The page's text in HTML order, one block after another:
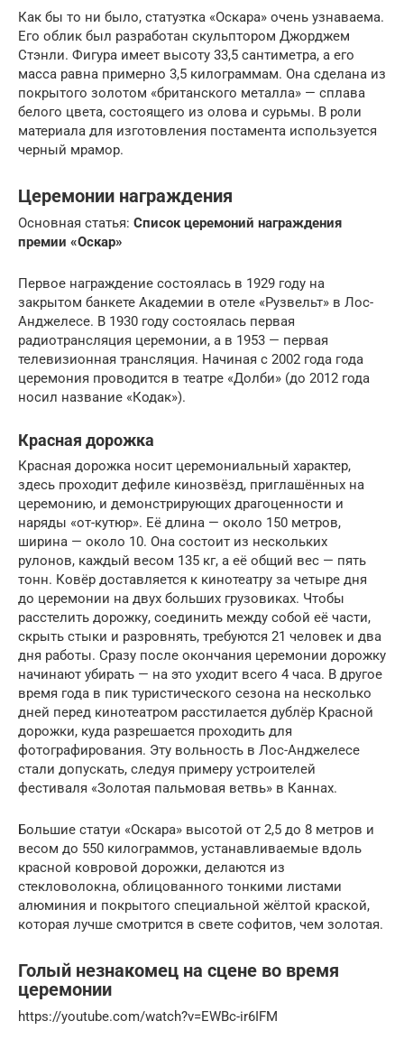
Как бы то ни было, статуэтка «Оскара» очень узнаваема.
Его облик был разработан скульптором Джорджем
Стэнли. Фигура имеет высоту 33,5 сантиметра, а его
масса равна примерно 3,5 килограммам. Она сделана из
покрытого золотом «британского металла» — сплава
белого цвета, состоящего из олова и сурьмы. В роли
материала для изготовления постамента используется
черный мрамор.
Церемонии награждения
Основная статья: Список церемоний награждения
премии «Оскар»
Первое награждение состоялась в 1929 году на
закрытом банкете Академии в отеле «Рузвельт» в Лос-
Анджелесе. В 1930 году состоялась первая
радиотрансляция церемонии, а в 1953 — первая
телевизионная трансляция. Начиная с 2002 года года
церемония проводится в театре «Долби» (до 2012 года
носил название «Кодак»).
Красная дорожка
Красная дорожка носит церемониальный характер,
здесь проходит дефиле кинозвёзд, приглашённых на
церемонию, и демонстрирующих драгоценности и
наряды «от-кутюр». Её длина — около 150 метров,
ширина — около 10. Она состоит из нескольких
рулонов, каждый весом 135 кг, а её общий вес — пять
тонн. Ковёр доставляется к кинотеатру за четыре дня
до церемонии на двух больших грузовиках. Чтобы
расстелить дорожку, соединить между собой её части,
скрыть стыки и разровнять, требуются 21 человек и два
дня работы. Сразу после окончания церемонии дорожку
начинают убирать — на это уходит всего 4 часа. В другое
время года в пик туристического сезона на несколько
дней перед кинотеатром расстилается дублёр Красной
дорожки, куда разрешается проходить для
фотографирования. Эту вольность в Лос-Анджелесе
стали допускать, следуя примеру устроителей
фестиваля «Золотая пальмовая ветвь» в Каннах.
Большие статуи «Оскара» высотой от 2,5 до 8 метров и
весом до 550 килограммов, устанавливаемые вдоль
красной ковровой дорожки, делаются из
стекловолокна, облицованного тонкими листами
алюминия и покрытого специальной жёлтой краской,
которая лучше смотрится в свете софитов, чем золотая.
Голый незнакомец на сцене во время
церемонии
https://youtube.com/watch?v=EWBc-ir6IFM